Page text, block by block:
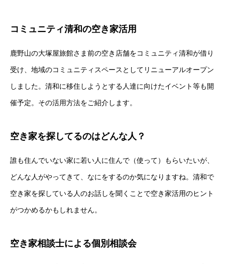
コミュニティ清和の空き家活用
鹿野山の大塚屋旅館さま前の空き店舗をコミュニティ清和が借り
受け、地域のコミュニティスペースとしてリニューアルオープン
しました。清和に移住しようとする人達に向けたイベント等も開
催予定。その活用方法をご紹介します。
空き家を探してるのはどんな人？
誰も住んでいない家に若い人に住んで（使って）もらいたいが、
どんな人がやってきて、なにをするのか気になりますね。清和で
空き家を探している人のお話しを聞くことで空き家活用のヒント
がつかめるかもしれません。
空き家相談士による個別相談会